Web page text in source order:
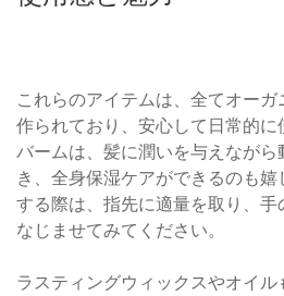
これらのアイテムは、全てオー
作られており、安心して日常的
バームは、髪に潤いを与えなが
き、全身保湿ケアができるのも
する際は、指先に適量を取り、
なじませてみてください。
ラスティングウィックスやオイ